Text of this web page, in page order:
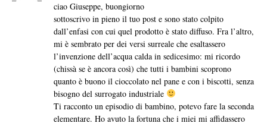
ciao Giuseppe, buongiorno
sottoscrivo in pieno il tuo post e sono stato colpito
dall’enfasi con cui quel prodotto è stato diffuso. Fra l’altro,
mi è sembrato per dei versi surreale che esaltassero
l’invenzione dell’acqua calda in sedicesimo: mi ricordo
(chissà se è ancora così) che tutti i bambini scoprono
quanto è buono il cioccolato nel pane e con i biscotti, senza
bisogno del surrogato industriale
Ti racconto un episodio di bambino, potevo fare la seconda
elementare. Ho avuto la fortuna che i miei mi affidassero